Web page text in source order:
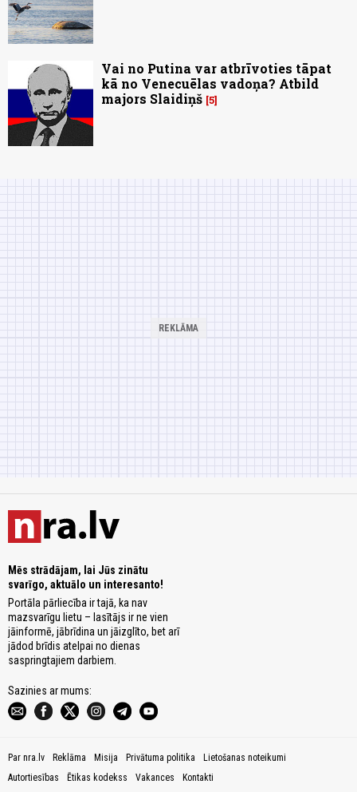
Vai no Putina var atbrīvoties tāpat
kā no Venecuēlas vadoņa? Atbild
majors Slaidiņš 5
Mēs strādājam, lai Jūs zinātu
svarīgo, aktuālo un interesanto!
Portāla pārliecība ir tajā, ka nav
mazsvarīgu lietu – lasītājs ir ne vien
jāinformē, jābrīdina un jāizglīto, bet arī
jādod brīdis atelpai no dienas
saspringtajiem darbiem.
Sazinies ar mums:
Par nra.lv Reklāma Misija Privātuma politika
Lietošanas noteikumi
Autortiesības
Ētikas kodekss Vakances Kontakti